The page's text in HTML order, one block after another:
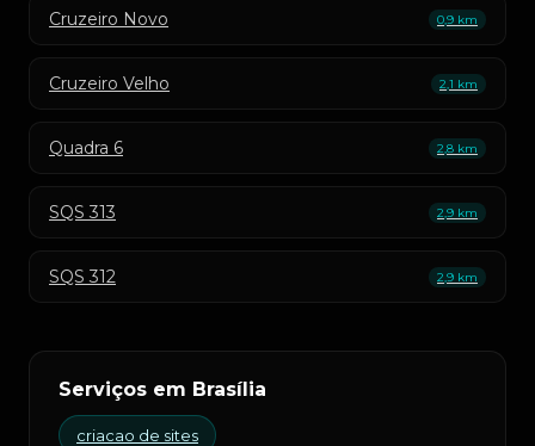
Cruzeiro Novo 0,9 km
Cruzeiro Velho 2,1 km
Quadra 6 2,8 km
SQS 313 2,9 km
SQS 312 2,9 km
Serviços em Brasília
criacao de sites